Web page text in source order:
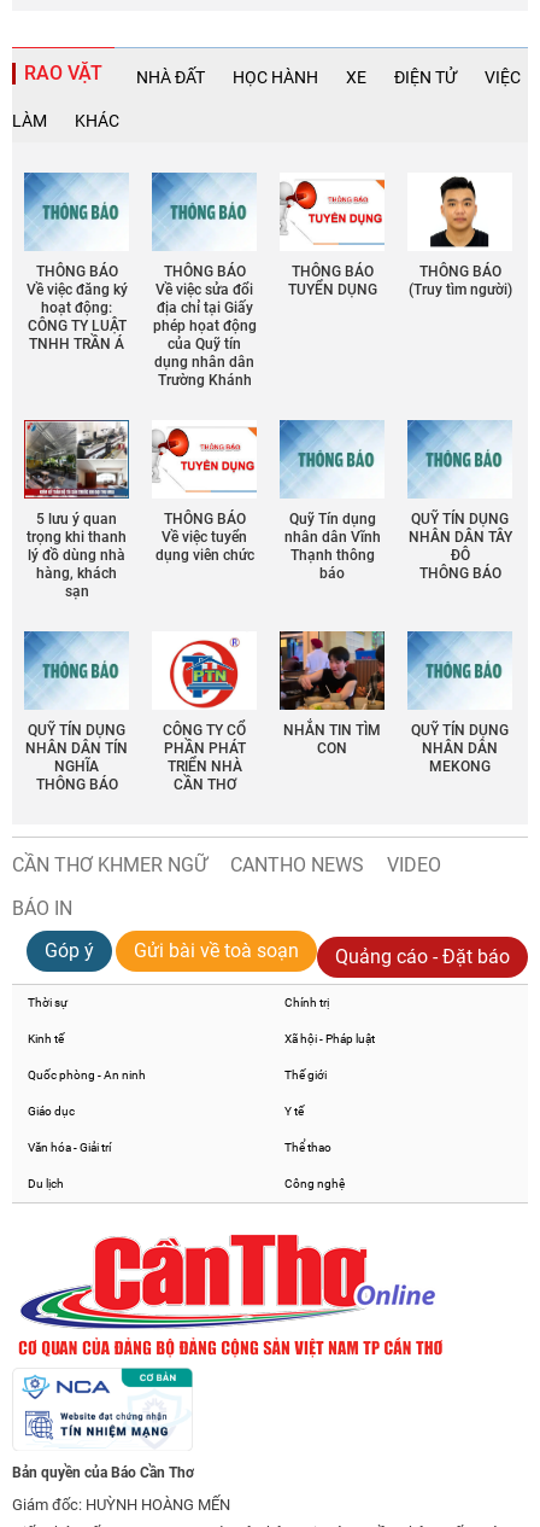
RAO VẶT NHÀ ĐẤT HỌC HÀNH XE ĐIỆN TỬ VIỆC
LÀM KHÁC
THÔNG BÁO
Về việc đăng ký
hoạt động:
CÔNG TY LUẬT
TNHH TRẦN Á
THÔNG BÁO
Về việc sửa đổi
địa chỉ tại Giấy
phép họat động
của Quỹ tín
dụng nhân dân
Trường Khánh
THÔNG BÁO
TUYỂN DỤNG
THÔNG BÁO
(Truy tìm người)
5 lưu ý quan
trọng khi thanh
lý đồ dùng nhà
hàng, khách
sạn
THÔNG BÁO
Về việc tuyển
dụng viên chức
Quỹ Tín dụng
nhân dân Vĩnh
Thạnh thông
báo
QUỸ TÍN DỤNG
NHÂN DÂN TÂY
ĐÔ
THÔNG BÁO
QUỸ TÍN DỤNG
NHÂN DÂN TÍN
NGHĨA
THÔNG BÁO
CÔNG TY CỔ
PHẦN PHÁT
TRIỂN NHÀ
CẦN THƠ
NHẮN TIN TÌM
CON
QUỸ TÍN DỤNG
NHÂN DÂN
MEKONG
CẦN THƠ KHMER NGỮ CANTHO NEWS
VIDEO
BÁO IN
Góp ý
Gửi bài về toà soạn Quảng cáo - Đặt báo
Thời sự Chính trị
Kinh tế Xã hội - Pháp luật
Quốc phòng - An ninh Thế giới
Giáo dục Y tế
Văn hóa - Giải trí Thể thao
Du lịch Công nghệ
Bản quyền của Báo Cần Thơ
Giám đốc: HUỲNH HOÀNG MẾN